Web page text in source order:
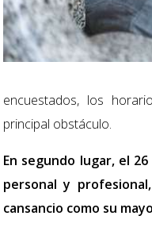
encuestados, los
principal obstáculo.
En segundo lugar, el
personal y
cansancio como su